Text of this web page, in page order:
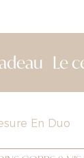
Le
En Duo